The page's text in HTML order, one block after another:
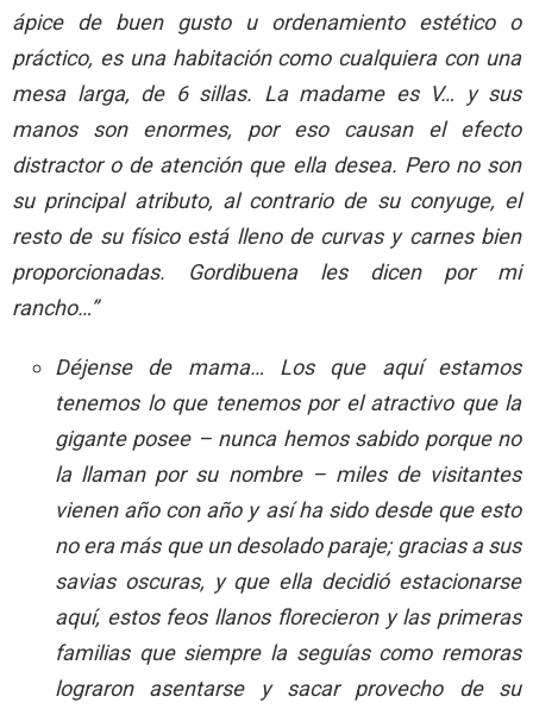
ápice de buen gusto u ordenamiento estético o
práctico, es una habitación como cualquiera con una
mesa larga, de 6 sillas. La madame es V… y sus
manos son enormes, por eso causan el efecto
distractor o de atención que ella desea. Pero no son
su principal atributo, al contrario de su conyuge, el
resto de su físico está lleno de curvas y carnes bien
proporcionadas. Gordibuena les dicen por mi
rancho…”
Déjense de mama… Los que aquí estamos
tenemos lo que tenemos por el atractivo que la
gigante posee – nunca hemos sabido porque no
la llaman por su nombre – miles de visitantes
vienen año con año y así ha sido desde que esto
no era más que un desolado paraje; gracias a sus
savias oscuras, y que ella decidió estacionarse
aquí, estos feos llanos florecieron y las primeras
familias que siempre la seguías como remoras
lograron asentarse y sacar provecho de su